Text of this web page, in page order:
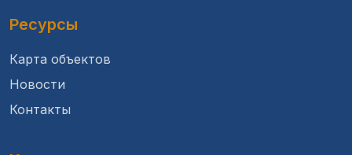
Ресурсы
Карта объектов
Новости
Контакты